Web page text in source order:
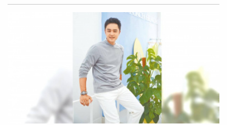
命、氯胺酮、阿普唑侖、芬太尼、迷幻藥LSD等。然而，作
為隱身市場的幕後主使「法老」，掌控著所有毒品交易的營
運，沒想到「法老」的真實身份竟是年僅24歲的台大資管系
畢業生林睿庠，他在紐約落網後也坦承洗錢、毒品共謀及經
營犯罪組織等罪責，最重可判終身監禁。消息曝光後，有網
友在Dcard發文，好奇發問「有人認識林睿庠嗎？」貼文曝
光後，釣出台大校友留言回覆，「就一般正常人，只是對資
安有點研究」、「他在加密技術上很有研究，數學底子也很
紮實。」此外，台北地檢署也同步展開搜索，並將林男名下
的豪宅、銀行帳戶、虛擬幣錢包全數查扣，總資產多達2億